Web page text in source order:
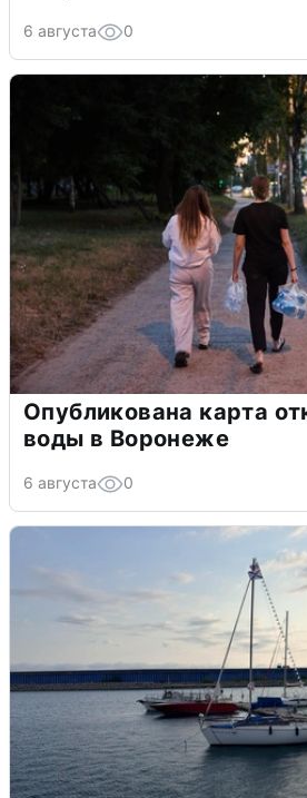
6 августа 0
Опубликована карта
воды в Воронеже
6 августа 0